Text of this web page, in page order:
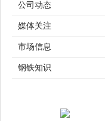
公司动态
媒体关注
市场信息
钢铁知识